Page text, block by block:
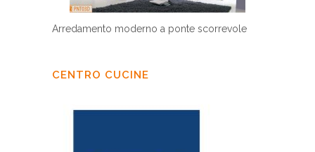
Arredamento moderno a ponte scorrevole
CENTRO CUCINE